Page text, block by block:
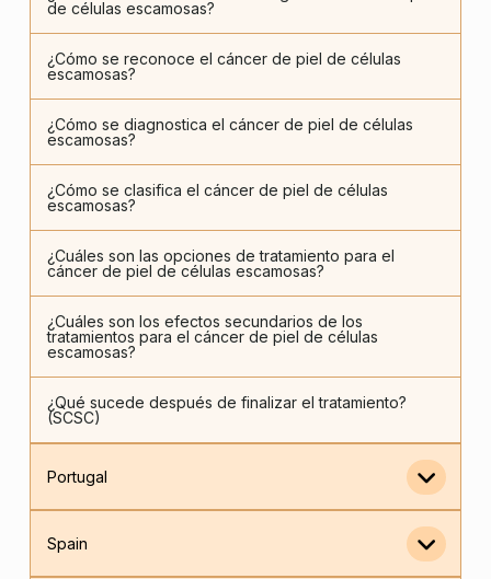
de células escamosas?
¿Cómo se reconoce el cáncer de piel de células
escamosas?
¿Cómo se diagnostica el cáncer de piel de células
escamosas?
¿Cómo se clasifica el cáncer de piel de células
escamosas?
¿Cuáles son las opciones de tratamiento para el
cáncer de piel de células escamosas?
¿Cuáles son los efectos secundarios de los
tratamientos para el cáncer de piel de células
escamosas?
¿Qué sucede después de finalizar el tratamiento?
(SCSC)
Portugal
Spain